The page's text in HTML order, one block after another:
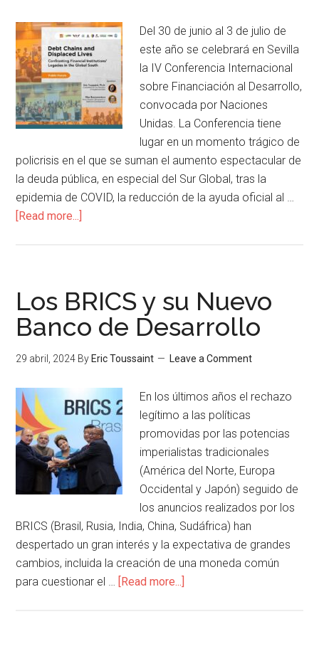
Del 30 de junio al 3 de julio de
este año se celebrará en Sevilla
la IV Conferencia Internacional
sobre Financiación al Desarrollo,
convocada por Naciones
Unidas. La Conferencia tiene
lugar en un momento trágico de
policrisis en el que se suman el aumento espectacular de
la deuda pública, en especial del Sur Global, tras la
epidemia de COVID, la reducción de la ayuda oficial al …
[Read more...]
Los BRICS y su Nuevo
Banco de Desarrollo
29 abril, 2024 By Eric Toussaint Leave a Comment
En los últimos años el rechazo
legítimo a las políticas
promovidas por las potencias
imperialistas tradicionales
(América del Norte, Europa
Occidental y Japón) seguido de
los anuncios realizados por los
BRICS (Brasil, Rusia, India, China, Sudáfrica) han
despertado un gran interés y la expectativa de grandes
cambios, incluida la creación de una moneda común
para cuestionar el … [Read more...]